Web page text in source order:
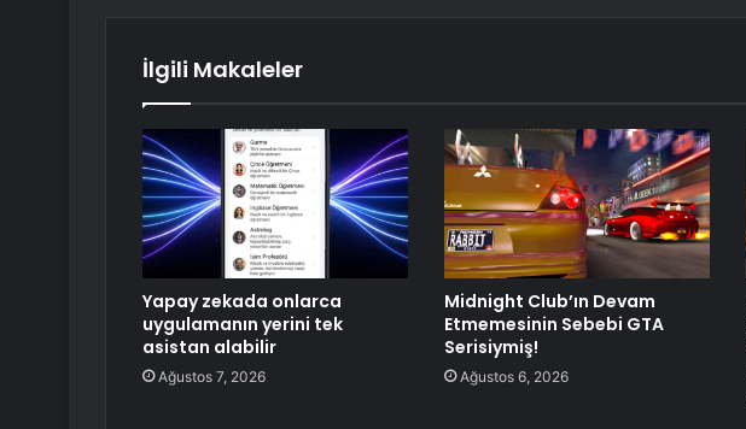
İlgili Makaleler
Yapay zekada onlarca
uygulamanın yerini tek
asistan alabilir
Ağustos 7, 2026
Midnight Club’ın Devam
Etmemesinin Sebebi GTA
Serisiymiş!
Ağustos 6, 2026